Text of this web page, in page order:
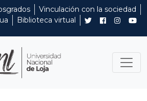
Vinculación con la sociedad
Biblioteca virtual